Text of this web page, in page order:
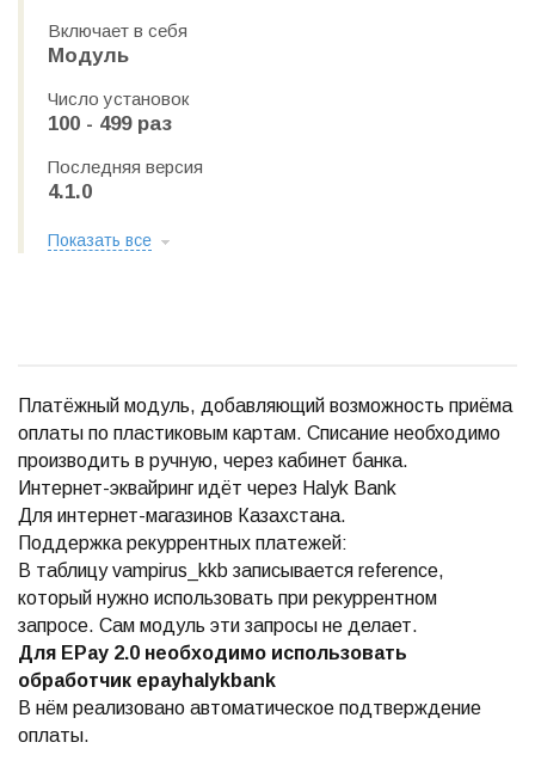
Включает в себя
Модуль
Число установок
100 - 499 раз
Последняя версия
4.1.0
Показать все
Платёжный модуль, добавляющий возможность приёма
оплаты по пластиковым картам. Списание необходимо
производить в ручную, через кабинет банка.
Интернет-эквайринг идёт через Halyk Bank
Для интернет-магазинов Казахстана.
Поддержка рекуррентных платежей:
В таблицу vampirus_kkb записывается reference,
который нужно использовать при рекуррентном
запросе. Сам модуль эти запросы не делает.
Для EPay 2.0 необходимо использовать
обработчик epayhalykbank
В нём реализовано автоматическое подтверждение
оплаты.